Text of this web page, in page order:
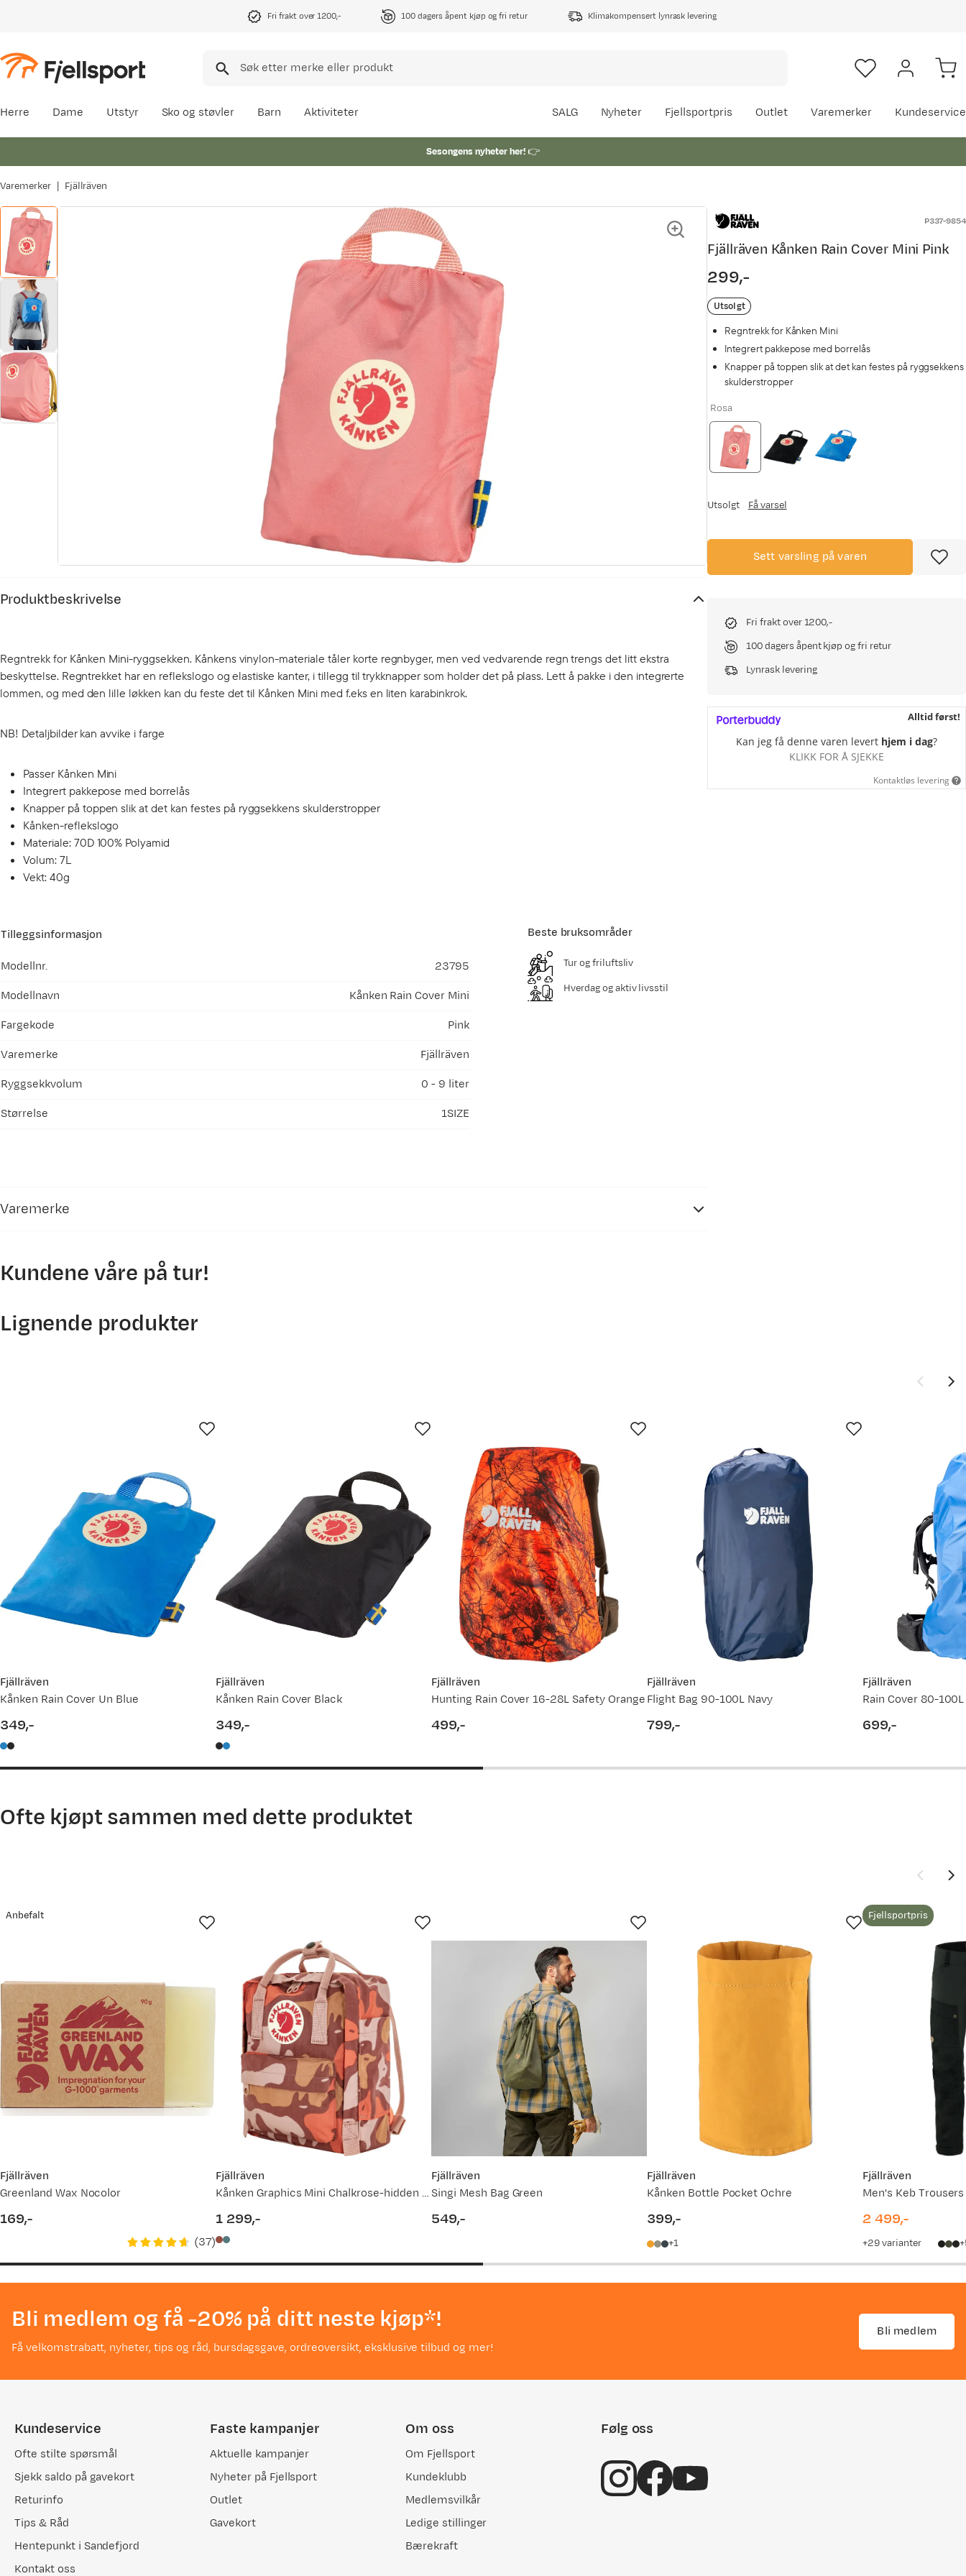
Fri frakt over 1200,- 100 dagers åpent kjøp og fri retur Klimakompensert lynrask levering
Herre Dame Utstyr Sko og støvler Barn Aktiviteter SALG Nyheter Fjellsportpris Outlet Varemerker Kundeservice
Sesongens nyheter her!👉
Varemerker Fjällräven
Produktbeskrivelse
Regntrekk for Kånken Mini-ryggsekken. Kånkens vinylon-materiale tåler korte regnbyger, men ved vedvarende regn trengs det litt ekstra
beskyttelse. Regntrekket har en reflekslogo og elastiske kanter, i tillegg til trykknapper som holder det på plass. Lett å pakke i den integrerte
lommen, og med den lille løkken kan du feste det til Kånken Mini med f.eks en liten karabinkrok.
NB! Detaljbilder kan avvike i farge
Passer Kånken Mini
Integrert pakkepose med borrelås
Knapper på toppen slik at det kan festes på ryggsekkens skulderstropper
Kånken-reflekslogo
Materiale: 70D 100% Polyamid
Volum: 7L
Vekt: 40g
Tilleggsinformasjon
Modellnr.
23795
Modellnavn
Kånken Rain Cover Mini
Fargekode
Pink
Varemerke
Fjällräven
Ryggsekkvolum
0 - 9 liter
Størrelse
1SIZE
Beste bruksområder
Tur og friluftsliv
Hverdag og aktiv livsstil
Varemerke
P337-9854
Fjällräven Kånken Rain Cover Mini Pink
price
299,-
Utsolgt
Regntrekk for Kånken Mini
Integrert pakkepose med borrelås
Knapper på toppen slik at det kan festes på ryggsekkens
skulderstropper
Rosa
Utsolgt Få varsel
Sett varsling på varen
Fri frakt over 1200,-
100 dagers åpent kjøp og fri retur
Lynrask levering
Alltid først!
Kan jeg få denne varen levert hjem i dag?
KLIKK FOR Å SJEKKE
Kontaktløs levering
Kundene våre på tur!
Lignende produkter
Fjällräven
Kånken Rain Cover Un Blue
price
349,-
Fjällräven
Kånken Rain Cover Black
price
349,-
Fjällräven
Hunting Rain Cover 16-28L Safety Orange
499,-
Fjällräven
Flight Bag 90-100L Navy
799,-
Fjällräven
Rain Cover 80-
699,-
Ofte kjøpt sammen med dette produktet
Fjällräven
Greenland Wax Nocolor
Anbefalt
169,-
(37)
Fjällräven
Kånken Graphics Mini Chalkrose-hidden Animals
price
1 299,-
Fjällräven
Singi Mesh Bag Green
549,-
Fjällräven
Kånken Bottle Pocket Ochre
399,-
1
Fjällräven
Men's Keb
Fjellsportpris
2 499,-
29varianter
Bli medlem og få -20% på ditt neste kjøp*!
Få velkomstrabatt, nyheter, tips og råd, bursdagsgave, ordreoversikt, eksklusive tilbud og mer!
Bli medlem
Kundeservice
Ofte stilte spørsmål
Sjekk saldo på gavekort
Returinfo
Tips & Råd
Hentepunkt i Sandefjord
Kontakt oss
Faste kampanjer
Aktuelle kampanjer
Nyheter på Fjellsport
Outlet
Gavekort
Om oss
Om Fjellsport
Kundeklubb
Medlemsvilkår
Ledige stillinger
Bærekraft
Følg oss